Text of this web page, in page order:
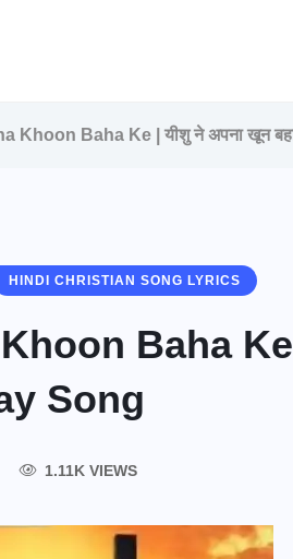
Khoon Baha Ke | यीशु ने अपना खून
HINDI CHRISTIAN SONG LYRICS
Baha Ke
Song
1.11K VIEWS